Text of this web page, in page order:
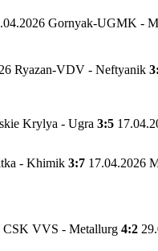
Gornyak-UGMK -
Ryazan-VDV - Neftyanik
Krylya - Ugra 3:5
- Khimik 3:7 17.04.2026
CSK VVS - Metallurg 4:2